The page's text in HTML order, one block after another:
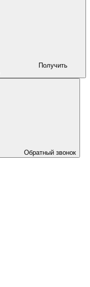
Получить
Обратный звонок